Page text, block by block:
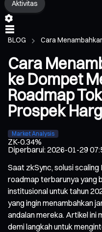
Aktivitas
BLOG Cara
Cara
ke Dompet
Roadmap
Prospek
Market Analysis
ZK-0.34%
Diperbarui:2026-01-29
Saat zkSync, solusi
roadmap terbarunya yang
institusional untuk tahun
yang ingin menambahkan
andalan mereka. Artikel ini
demi langkah untuk